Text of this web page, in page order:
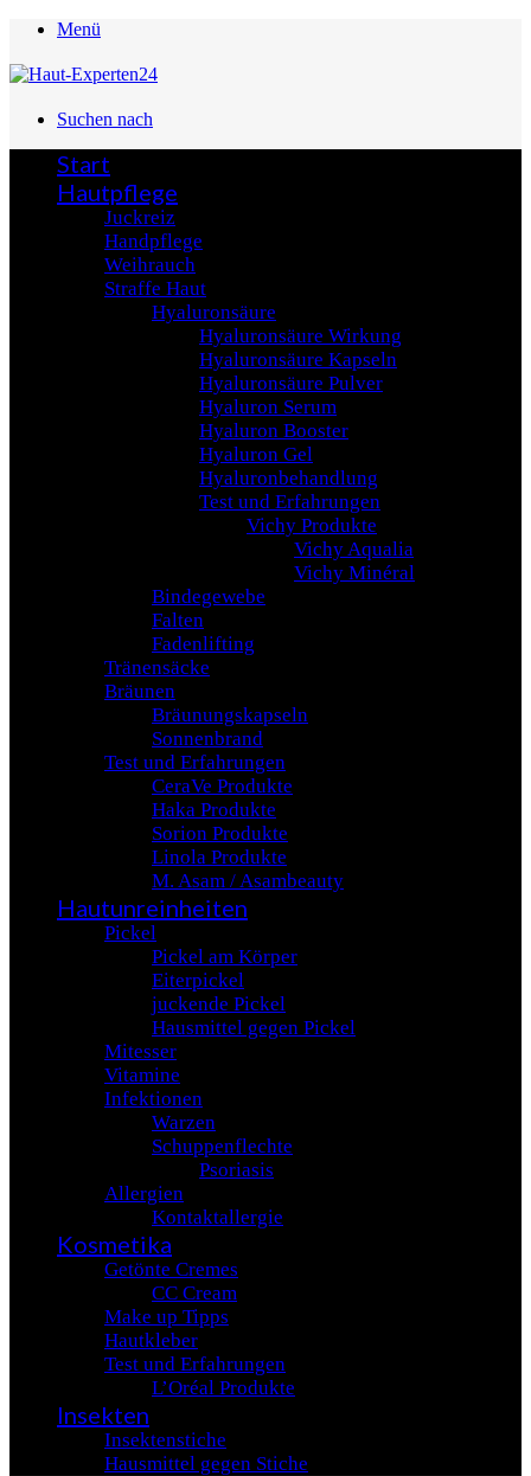
Menü
Suchen nach
Start
Hautpflege
Juckreiz
Handpflege
Weihrauch
Straffe Haut
Hyaluronsäure
Hyaluronsäure Wirkung
Hyaluronsäure Kapseln
Hyaluronsäure Pulver
Hyaluron Serum
Hyaluron Booster
Hyaluron Gel
Hyaluronbehandlung
Test und Erfahrungen
Vichy Produkte
Vichy Aqualia
Vichy Minéral
Bindegewebe
Falten
Fadenlifting
Tränensäcke
Bräunen
Bräunungskapseln
Sonnenbrand
Test und Erfahrungen
CeraVe Produkte
Haka Produkte
Sorion Produkte
Linola Produkte
M. Asam / Asambeauty
Hautunreinheiten
Pickel
Pickel am Körper
Eiterpickel
juckende Pickel
Hausmittel gegen Pickel
Mitesser
Vitamine
Infektionen
Warzen
Schuppenflechte
Psoriasis
Allergien
Kontaktallergie
Kosmetika
Getönte Cremes
CC Cream
Make up Tipps
Hautkleber
Test und Erfahrungen
L’Oréal Produkte
Insekten
Insektenstiche
Hausmittel gegen Stiche